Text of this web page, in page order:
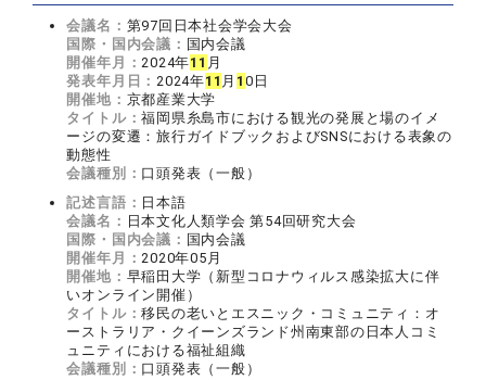
会議名： 第97回日本社会学会大会
国際・国内会議： 国内会議
開催年月：2024年1 1 月
発表年月日：2024年1 1 月 1 0日
開催地： 京都産業大学
タイトル：福岡県糸島市における観光の発展と場のイメ
ージの変遷：旅行ガイドブックおよびSNSにおける表象の
動態性
会議種別： 口頭発表（一般）
記述言語： 日本語
会議名： 日本文化人類学会 第54回研究大会
国際・国内会議： 国内会議
開催年月：2020年05月
開催地： 早稲田大学（新型コロナウィルス感染拡大に伴
いオンライン開催）
タイトル：移民の老いとエスニック・コミュニティ：オ
ーストラリア・クイーンズランド州南東部の日本人コミ
ュニティにおける福祉組織
会議種別： 口頭発表（一般）